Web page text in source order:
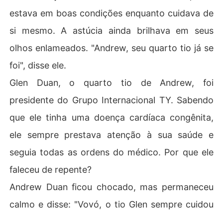
estava em boas condições enquanto cuidava de
si mesmo. A astúcia ainda brilhava em seus
olhos enlameados. "Andrew, seu quarto tio já se
foi", disse ele.
Glen Duan, o quarto tio de Andrew, foi
presidente do Grupo Internacional TY. Sabendo
que ele tinha uma doença cardíaca congênita,
ele sempre prestava atenção à sua saúde e
seguia todas as ordens do médico. Por que ele
faleceu de repente?
Andrew Duan ficou chocado, mas permaneceu
calmo e disse: "Vovó, o tio Glen sempre cuidou